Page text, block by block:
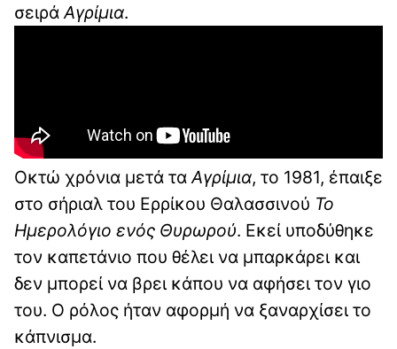
σειράΑγρίμια.
Οκτώ χρόνια μετά ταΑγρίμια, το 1981, έπαιξε
στο σήριαλ του Ερρίκου Θαλασσινού Το
Ημερολόγιο ενός Θυρωρού. Εκεί υποδύθηκε
τον καπετάνιο που θέλει να μπαρκάρει και
δεν μπορεί να βρει κάπου να αφήσει τον γιο
του. Ο ρόλος ήταν αφορμή να ξαναρχίσει το
κάπνισμα.